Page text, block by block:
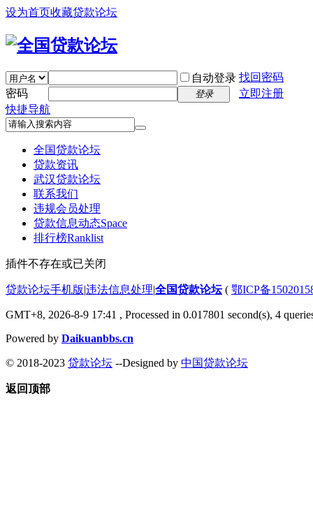
设为首页收藏贷款论坛
自动登录 找回密码
密码
登录
立即注册
快捷导航
全国贷款论坛
贷款资讯
武汉贷款论坛
联系我们
违规会员处理
贷款信息动态Space
排行榜Ranklist
插件不存在或已关闭
贷款论坛手机版|违法信息处理|全国贷款论坛( 鄂ICP备
GMT+8, 2026-8-9 17:41 , Processed in 0.017801 second(s), 4
Powered by Daikuanbbs.cn
© 2018-2023 贷款论坛 --Designed by 中国贷款论坛
返回顶部